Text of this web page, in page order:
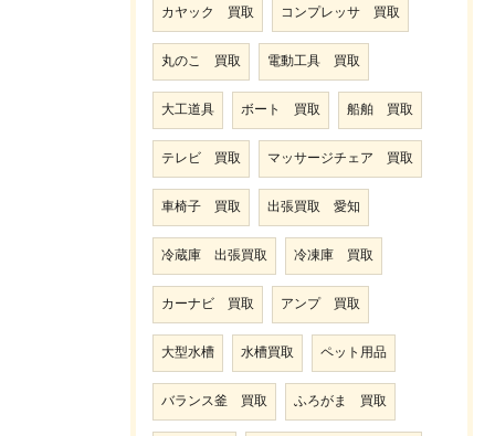
カヤック 買取 コンプレッサ 買取
丸のこ 買取 電動工具 買取
大工道具 ボート 買取 船舶 買取
テレビ 買取 マッサージチェア 買取
車椅子 買取 出張買取 愛知
冷蔵庫 出張買取 冷凍庫 買取
カーナビ 買取 アンプ 買取
大型水槽 水槽買取 ペット用品
バランス釜 買取 ふろがま 買取